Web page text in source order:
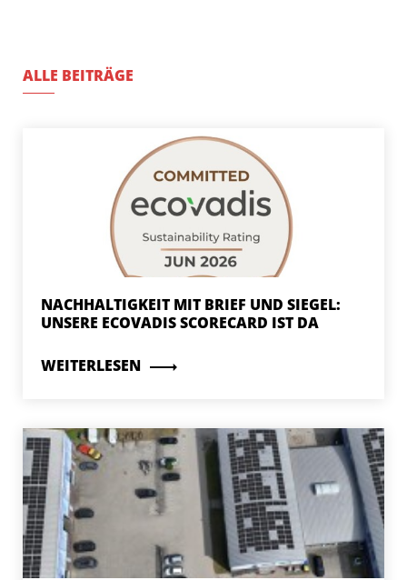
ALLE BEITRÄGE
NACHHALTIGKEIT MIT BRIEF UND SIEGEL:
UNSERE ECOVADIS SCORECARD IST DA
WEITERLESEN